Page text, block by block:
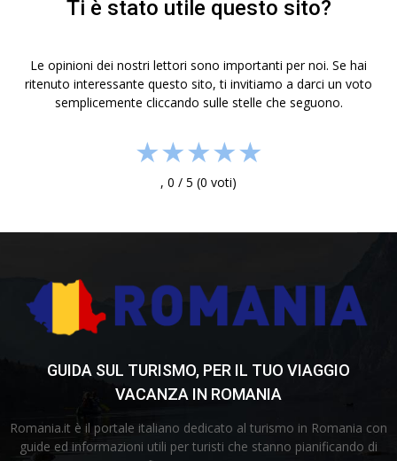
Ti è stato utile questo sito?
Le opinioni dei nostri lettori sono importanti per noi. Se hai
ritenuto interessante questo sito, ti invitiamo a darci un voto
semplicemente cliccando sulle stelle che seguono.
★★★★★
, 0 / 5 (0 voti)
GUIDA SUL TURISMO, PER IL TUO VIAGGIO
VACANZA IN ROMANIA
Romania.it è il portale italiano dedicato al turismo in Romania con
guide ed informazioni utili per turisti che stanno pianificando di